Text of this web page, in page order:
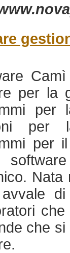
per la
per
per
per
Nata
di
che